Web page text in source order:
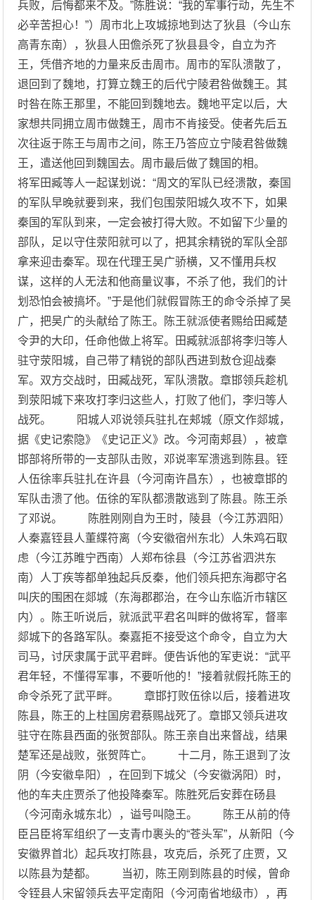
兵败，后悔都来不及。”陈胜说：“我的军事行动，先生不
必辛苦担心！”）周市北上攻城掠地到达了狄县（今山东
高青东南），狄县人田儋杀死了狄县县令，自立为齐
王，凭借齐地的力量来反击周市。周市的军队溃散了，
退回到了魏地，打算立魏王的后代宁陵君咎做魏王。其
时咎在陈王那里，不能回到魏地去。魏地平定以后，大
家想共同拥立周市做魏王，周市不肯接受。使者先后五
次往返于陈王与周市之间，陈王乃答应立宁陵君咎做魏
王，遣送他回到魏国去。周市最后做了魏国的相。
将军田臧等人一起谋划说：“周文的军队已经溃散，秦国
的军队早晚就要到来，我们包围荥阳城久攻不下，如果
秦国的军队到来，一定会被打得大败。不如留下少量的
部队，足以守住荥阳就可以了，把其余精锐的军队全部
拿来迎击秦军。现在代理王吴广骄横，又不懂用兵权
谋，这样的人无法和他商量议事，不杀了他，我们的计
划恐怕会被搞坏。”于是他们就假冒陈王的命令杀掉了吴
广，把吴广的头献给了陈王。陈王就派使者赐给田臧楚
令尹的大印，任命他做上将军。田臧就派部将李归等人
驻守荥阳城，自己带了精锐的部队西进到敖仓迎战秦
军。双方交战时，田臧战死，军队溃散。章邯领兵趁机
到荥阳城下来攻打李归这些人，打败了他们，李归等人
战死。 阳城人邓说领兵驻扎在郏城（原文作郯城，
据《史记索隐》《史记正义》改。今河南郏县），被章
邯部将所带的一支部队击败，邓说率军溃逃到陈县。铚
人伍徐率兵驻扎在许县（今河南许昌东），也被章邯的
军队击溃了他。伍徐的军队都溃散逃到了陈县。陈王杀
了邓说。 陈胜刚刚自为王时，陵县（今江苏泗阳）
人秦嘉铚县人董緤符离（今安徽宿州东北）人朱鸡石取
虑（今江苏睢宁西南）人郑布徐县（今江苏省泗洪东
南）人丁疾等都单独起兵反秦，他们领兵把东海郡守名
叫庆的围困在郯城（东海郡郡治，在今山东临沂市辖区
内）。陈王听说后，就派武平君名叫畔的做将军，督率
郯城下的各路军队。秦嘉拒不接受这个命令，自立为大
司马，讨厌隶属于武平君畔。便告诉他的军吏说：“武平
君年轻，不懂得军事，不要听他的！”接着就假托陈王的
命令杀死了武平畔。 章邯打败伍徐以后，接着进攻
陈县，陈王的上柱国房君蔡赐战死了。章邯又领兵进攻
驻守在陈县西面的张贺部队。陈王亲自出来督战，结果
楚军还是战败，张贺阵亡。 十二月，陈王退到了汝
阴（今安徽阜阳），在回到下城父（今安徽涡阳）时，
他的车夫庄贾杀了他投降秦军。陈胜死后安葬在砀县
（今河南永城东北），谥号叫隐王。 陈王从前的侍
臣吕臣将军组织了一支青巾裹头的“苍头军”，从新阳（今
安徽界首北）起兵攻打陈县，攻克后，杀死了庄贾，又
以陈县为楚都。 当初，陈王刚到陈县的时候，曾命
令铚县人宋留领兵去平定南阳（今河南省地级市），再